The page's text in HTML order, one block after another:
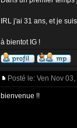
IRL j'ai 31 ans, et je
à bientot IG !
Posté le: Ven Nov
bienvenue !!